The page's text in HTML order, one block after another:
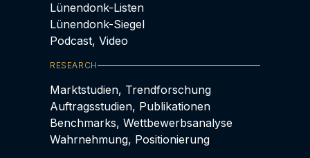
Lünendonk-Listen
Lünendonk-Siegel
Podcast, Video
RESEARCH
Marktstudien, Trendforschung
Auftragsstudien, Publikationen
Benchmarks, Wettbewerbsanalyse
Wahrnehmung, Positionierung